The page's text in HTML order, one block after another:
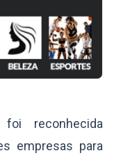
reconhecida
empresas para